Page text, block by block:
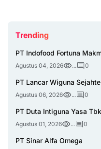
Trending
PT Indofood Fortuna
Agustus 04, 2026 ... 0
PT Lancar Wiguna
Agustus 06, 2026 ... 0
PT Duta Intiguna Yasa
Agustus 01, 2026 ... 0
PT Sinar Alfa Omega